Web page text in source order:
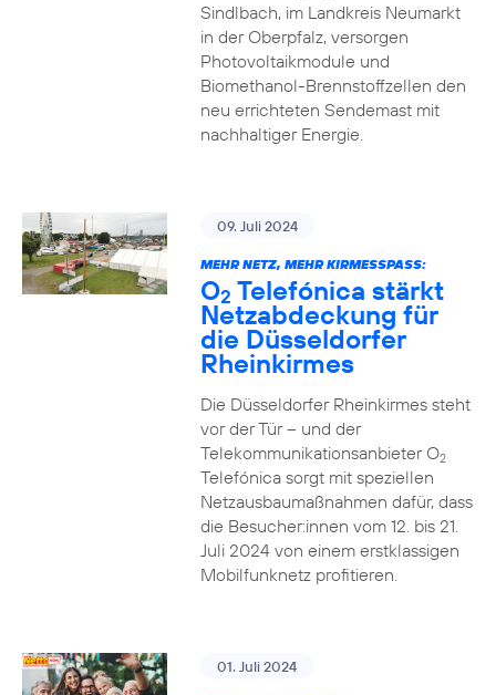
Sindlbach, im Landkreis Neumarkt
in der Oberpfalz, versorgen
Photovoltaikmodule und
Biomethanol-Brennstoffzellen den
neu errichteten Sendemast mit
nachhaltiger Energie.
09. Juli 2024
MEHR NETZ, MEHR KIRMESSPASS:
O2 Telefónica stärkt
Netzabdeckung für
die Düsseldorfer
Rheinkirmes
Die Düsseldorfer Rheinkirmes steht
vor der Tür – und der
Telekommunikationsanbieter O2
Telefónica sorgt mit speziellen
Netzausbaumaßnahmen dafür, dass
die Besucher:innen vom 12. bis 21.
Juli 2024 von einem erstklassigen
Mobilfunknetz profitieren.
01. Juli 2024